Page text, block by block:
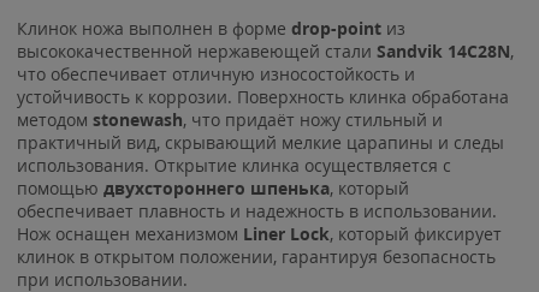
Клинок ножа выполнен в форме drop-point из
высококачественной нержавеющей стали Sandvik 14C28N,
что обеспечивает отличную износостойкость и
устойчивость к коррозии. Поверхность клинка обработана
методом stonewash, что придаёт ножу стильный и
практичный вид, скрывающий мелкие царапины и следы
использования. Открытие клинка осуществляется с
помощью двухстороннего шпенька, который
обеспечивает плавность и надежность в использовании.
Нож оснащен механизмом Liner Lock, который фиксирует
клинок в открытом положении, гарантируя безопасность
при использовании.